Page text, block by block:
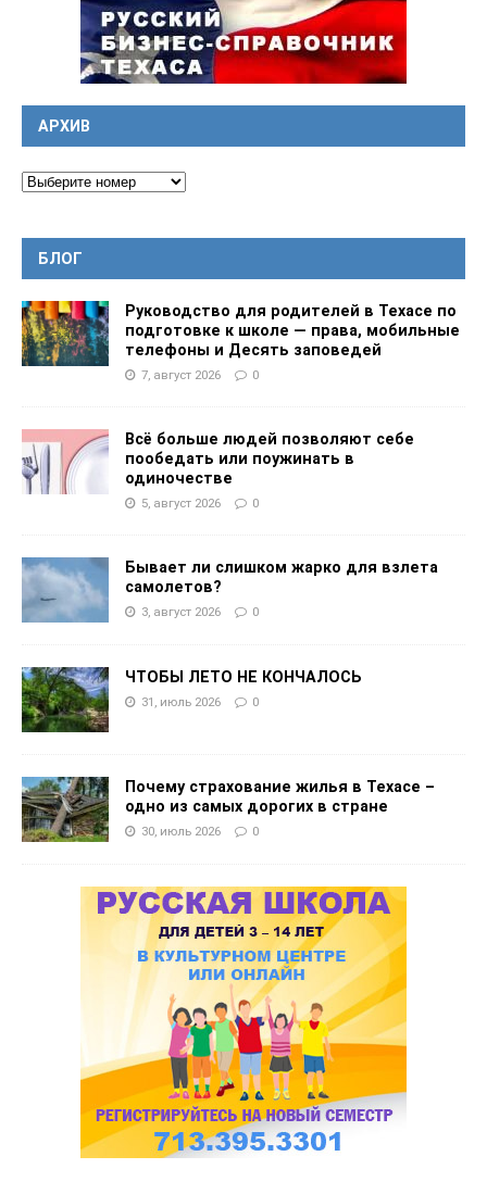
АРХИВ
БЛОГ
Руководство для родителей в Техасе по
подготовке к школе — права, мобильные
телефоны и Десять заповедей
7, август 2026 0
Всё больше людей позволяют себе
пообедать или поужинать в
одиночестве
5, август 2026 0
Бывает ли слишком жарко для взлета
самолетов?
3, август 2026 0
ЧТОБЫ ЛЕТО НЕ КОНЧАЛОСЬ
31, июль 2026 0
Почему страхование жилья в Техасе –
одно из самых дорогих в стране
30, июль 2026 0